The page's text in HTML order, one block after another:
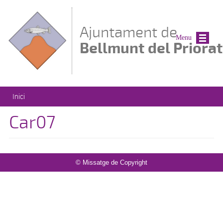
Ajuntament de
Bellmunt del Priorat
Esteu aquí
Inici
Car07
© Missatge de Copyright
Menu